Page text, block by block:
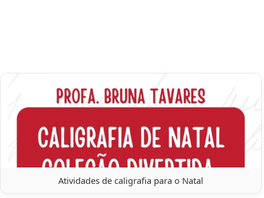
Atividades de caligrafia para o Natal